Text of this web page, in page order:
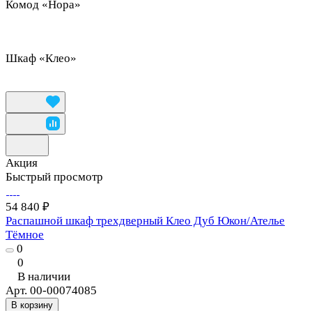
Комод «Нора»
Шкаф «Клео»
Акция
Быстрый просмотр
54 840 ₽
Распашной шкаф трехдверный Клео Дуб Юкон/Ателье
Тёмное
0
0
В наличии
Арт. 00-00074085
В корзину